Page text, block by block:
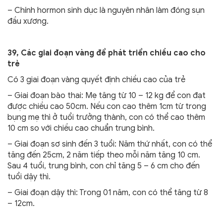
– Chính hormon sinh dục là nguyên nhân làm đóng sụn
đầu xương.
39, Các giai đoạn vàng để phát triển chiều cao cho
trẻ
Có 3 giai đoạn vàng quyết định chiều cao của trẻ
– Giai đoạn bào thai: Mẹ tăng từ 10 – 12 kg để con đạt
được chiều cao 50cm. Nếu con cao thêm 1cm từ trong
bụng mẹ thì ở tuổi trưởng thành, con có thể cao thêm
10 cm so với chiều cao chuẩn trung bình.
– Giai đoạn sơ sinh đến 3 tuổi: Năm thứ nhất, con có thể
tăng đến 25cm, 2 năm tiếp theo mỗi năm tăng 10 cm.
Sau 4 tuổi, trung bình, con chỉ tăng 5 – 6 cm cho đến
tuổi dậy thì.
– Giai đoạn dậy thì: Trong 01 năm, con có thể tăng từ 8
– 12cm.